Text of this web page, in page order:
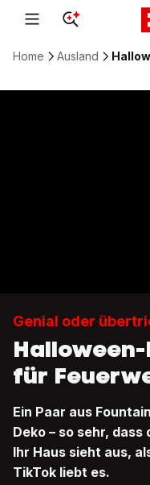
Home Ausland
Genial oder
für
Ein Paar aus
Deko – so sehr,
Ihr Haus sieht aus,
TikTok liebt es.